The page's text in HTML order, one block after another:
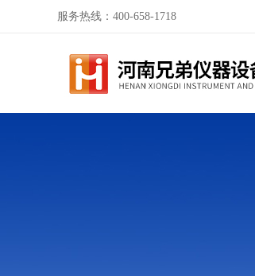
服务热线：400-658-1718